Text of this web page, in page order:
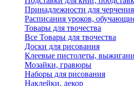
Принадлежности для черчения
Расписания уроков,
Товары для твочества
Все Товары для твочества
Доски для рисования
Клеевые пистолеты,
Мозайки, гравюры
Наборы для рисования
Наклейки, декор